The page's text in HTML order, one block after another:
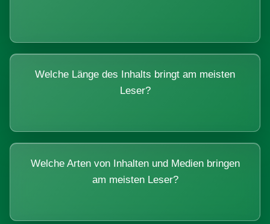
Welche Länge des Inhalts bringt am meisten
Leser?
Welche Arten von Inhalten und Medien bringen
am meisten Leser?